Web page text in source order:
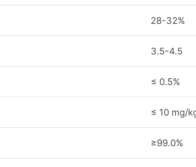
28-32%
3.5-4.5
≤ 0.5%
≤ 10 mg/
≥99.0%